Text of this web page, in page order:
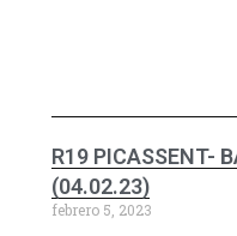
R19 PICASSENT-
(04.02.23)
febrero 5, 2023